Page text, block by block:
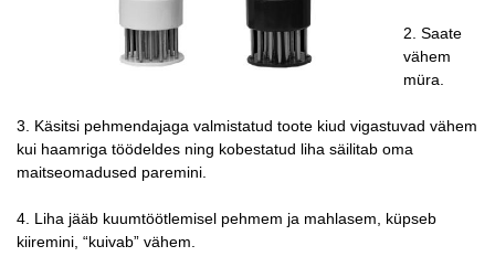
2. Saate
vähem
müra.
3. Käsitsi pehmendajaga valmistatud toote kiud vigastuvad vähem
kui haamriga töödeldes ning kobestatud liha säilitab oma
maitseomadused paremini.
4. Liha jääb kuumtöötlemisel pehmem ja mahlasem, küpseb
kiiremini, “kuivab” vähem.